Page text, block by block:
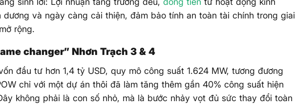
dương và ngày càng cải thiện, đảm bảo tính an toàn tài chính trong giai
rộng.
changer” Nhơn Trạch 3 & 4
đầu tư hơn 1,4 tỷ USD, quy mô công suất 1.624 MW, tương đương
chỉ với một dự án thôi đã làm tăng thêm gần 40% công suất hiện
không phải là con số nhỏ, mà là bước nhảy vọt đủ sức thay đổi toàn